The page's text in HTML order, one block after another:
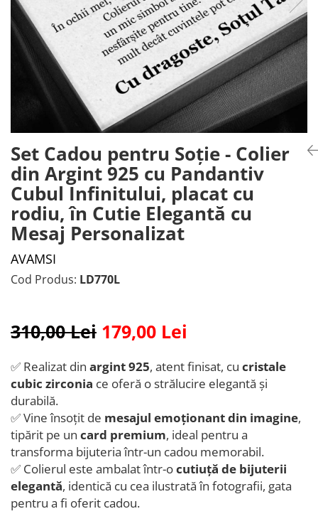
Set Cadou pentru Soție - Colier
din Argint 925 cu Pandantiv
Cubul Infinitului, placat cu
rodiu, în Cutie Elegantă cu
Mesaj Personalizat
AVAMSI
Cod Produs: LD770L
310,00 Lei 179,00 Lei
✅ Realizat din argint 925, atent finisat, cu cristale
cubic zirconia ce oferă o strălucire elegantă și
durabilă.
✅ Vine însoțit de mesajul emoționant din imagine,
tipărit pe un card premium, ideal pentru a
transforma bijuteria într-un cadou memorabil.
✅ Colierul este ambalat într-ocutiuță de bijuterii
elegantă, identică cu cea ilustrată în fotografii, gata
pentru a fi oferit cadou.